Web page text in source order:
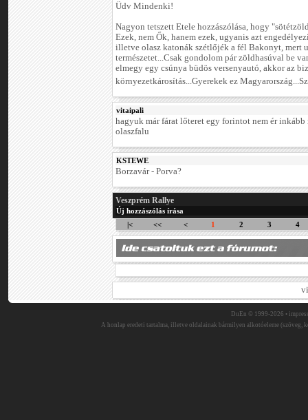
Üdv Mindenki!
Nagyon tetszett Etele hozzászólása, hogy
Ezek, nem Ők, hanem ezek, ugyanis azt
illetve olasz katonák szétlőjék a fél Bakonyt, mert
természetet...Csak gondolom pár zöldhasúval be
elmegy egy csúnya büdös versenyautó, akkor az
környezetkárosítás...Gyerekek ez
vitaipali
hagyuk már fárat lőteret egy forintot nem ér
olaszfalu
KSTEWE
Borzavár - Porva?
Veszprém Rallye
Új hozzászólás írása
|<
<< < 1 2 3 4
DuEn © 1999-2026 •
A honlap eredeti tartalma, illetve oldalainak bármilyen alkotóeleme (szöveg,